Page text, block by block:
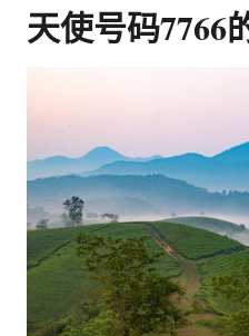
天使号码7766